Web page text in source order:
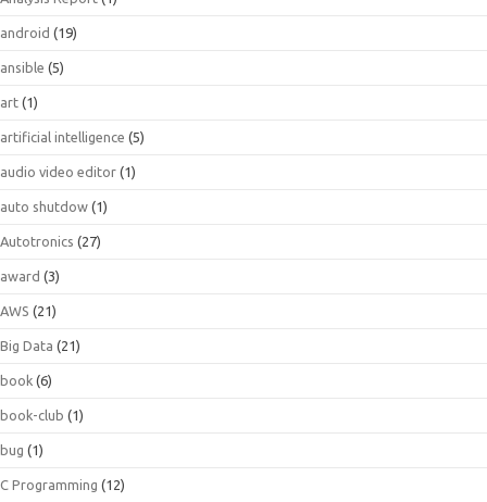
android (19)
ansible (5)
art (1)
artificial intelligence (5)
audio video editor (1)
auto shutdow (1)
Autotronics (27)
award (3)
AWS (21)
Big Data (21)
book (6)
book-club (1)
bug (1)
C Programming (12)